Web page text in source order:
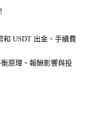
和 USDT 出金、手續費
原理、報酬影響與投